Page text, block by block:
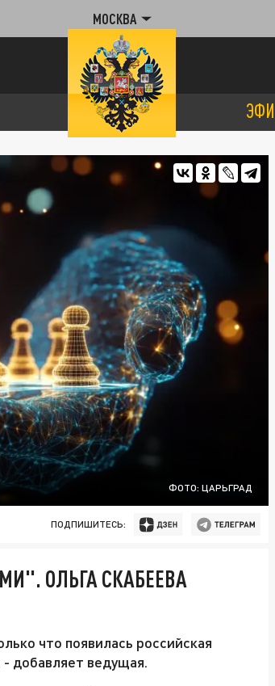
МОСКВА
ФОТО: ЦАРЬГРАД
ПОДПИШИТЕСЬ:
ОЛЬГА СКАБЕЕВА
что появилась российская
- добавляет ведущая.